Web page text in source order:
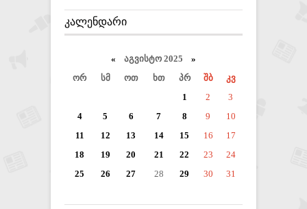
ᲙᲐᲚᲔᲜᲓᲐᲠᲘ
« აგვისტო 2025 »
ორ
სმ ოთ ხთ პრ შბ
კვ
1
2
3
4
5 6 7 8 9
10
11
12 13 14 15 16
17
18
19 20 21 22 23
24
25
26 27 28 29 30 31